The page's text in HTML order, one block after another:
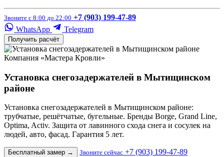
Звоните с 8:00 до 22:00 +7 (903) 199-47-89
WhatsApp
Telegram
Получить расчёт
Компания «Мастера Кровли»
Установка снегозадержателей в Мытищинском
районе
Установка снегозадержателей в Мытищинском районе:
трубчатые, решётчатые, бугельные. Бренды Borge, Grand Line,
Optima, Activ. Защита от лавинного схода снега и сосулек на
людей, авто, фасад. Гарантия 5 лет.
Бесплатный замер → Звоните сейчас +7 (903) 199-47-89